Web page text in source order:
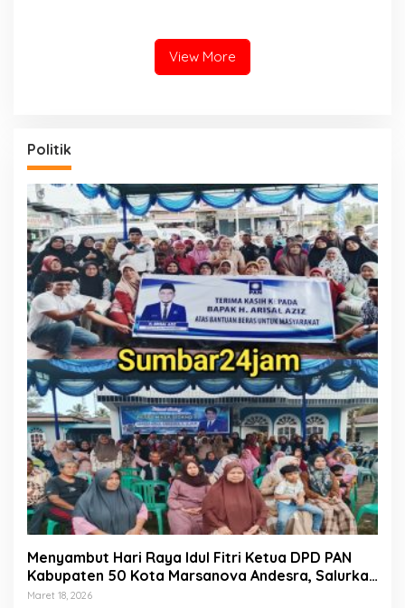
View More
Politik
Menyambut Hari Raya Idul Fitri Ketua DPD PAN
Kabupaten 50 Kota Marsanova Andesra, Salurkan
Empat Ton Bantuan Beras Untuk Masyarakat
Maret 18, 2026